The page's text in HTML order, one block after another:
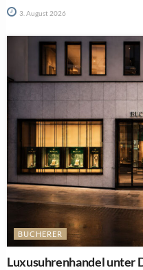
3. August 2026
BUCHERER
Luxusuhrenhandel unter